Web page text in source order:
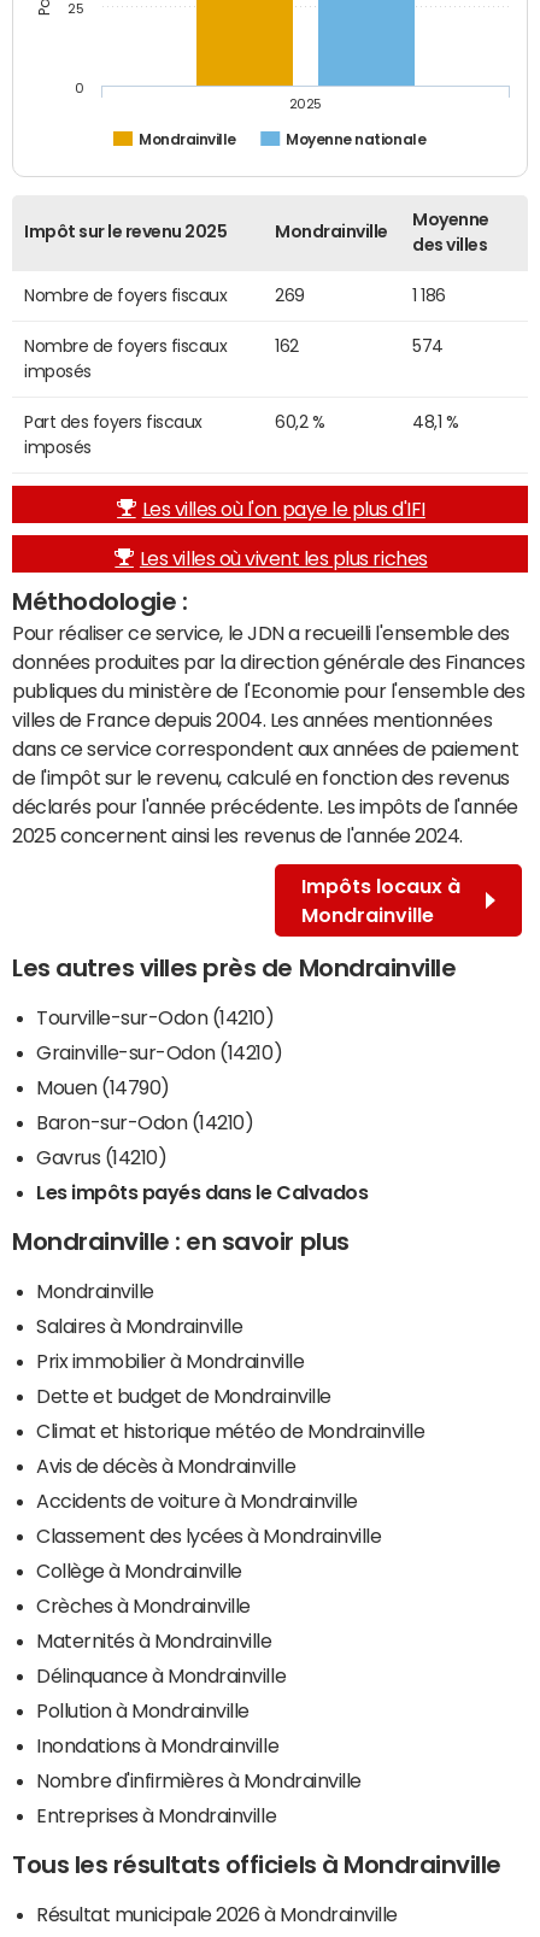
Mondrainville Moyenne nationale
2025
0
25
Impôt sur le revenu 2025 Mondrainville
Moyenne
des villes
Nombre de foyers fiscaux 269 1 186
Nombre de foyers fiscaux
imposés
162 574
Part des foyers fiscaux
imposés
60,2 % 48,1 %
Les villes où l'on paye le plus d'IFI
Les villes où vivent les plus riches
Méthodologie :
Pour réaliser ce service, le JDN a recueilli l'ensemble des
données produites par la direction générale des Finances
publiques du ministère de l'Economie pour l'ensemble des
villes de France depuis 2004. Les années mentionnées
dans ce service correspondent aux années de paiement
de l'impôt sur le revenu, calculé en fonction des revenus
déclarés pour l'année précédente. Les impôts de l'année
2025 concernent ainsi les revenus de l'année 2024.
Impôts locaux à
Mondrainville
Les autres villes près de Mondrainville
Tourville-sur-Odon (14210)
Grainville-sur-Odon (14210)
Mouen (14790)
Baron-sur-Odon (14210)
Gavrus (14210)
Les impôts payés dans le Calvados
Mondrainville : en savoir plus
Mondrainville
Salaires à Mondrainville
Prix immobilier à Mondrainville
Dette et budget de Mondrainville
Climat et historique météo de Mondrainville
Avis de décès à Mondrainville
Accidents de voiture à Mondrainville
Classement des lycées à Mondrainville
Collège à Mondrainville
Crèches à Mondrainville
Maternités à Mondrainville
Délinquance à Mondrainville
Pollution à Mondrainville
Inondations à Mondrainville
Nombre d'infirmières à Mondrainville
Entreprises à Mondrainville
Tous les résultats officiels à Mondrainville
Résultat municipale 2026 à Mondrainville